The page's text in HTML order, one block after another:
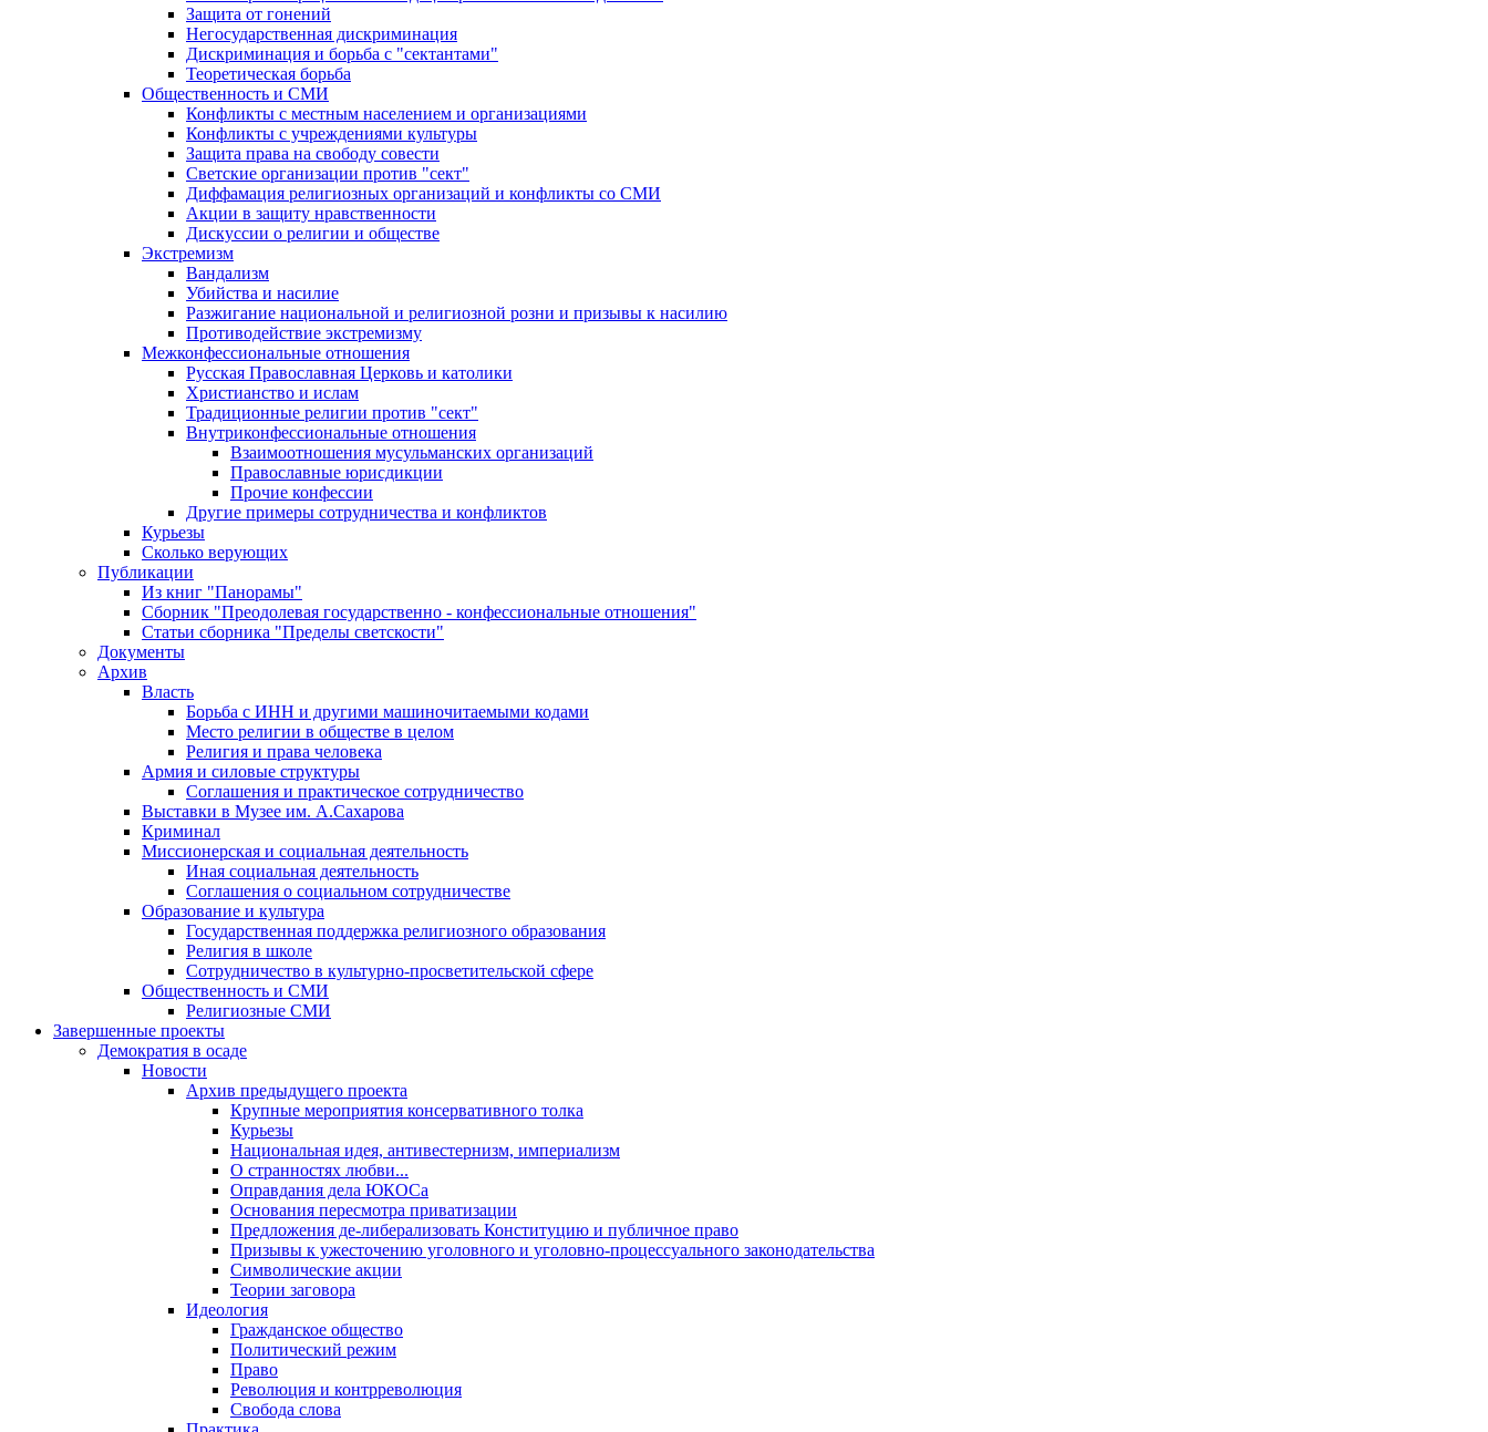
Защита от гонений
Негосударственная дискриминация
Дискриминация и борьба с "сектантами"
Теоретическая борьба
Общественность и СМИ
Конфликты с местным населением и организациями
Конфликты с учреждениями культуры
Защита права на свободу совести
Светские организации против "сект"
Диффамация религиозных организаций и конфликты со СМИ
Акции в защиту нравственности
Дискуссии о религии и обществе
Экстремизм
Вандализм
Убийства и насилие
Разжигание национальной и религиозной розни и призывы к насилию
Противодействие экстремизму
Межконфессиональные отношения
Русская Православная Церковь и католики
Христианство и ислам
Традиционные религии против "сект"
Внутриконфессиональные отношения
Взаимоотношения мусульманских организаций
Православные юрисдикции
Прочие конфессии
Другие примеры сотрудничества и конфликтов
Курьезы
Сколько верующих
Публикации
Из книг "Панорамы"
Сборник "Преодолевая государственно - конфессиональные отношения"
Статьи сборника "Пределы светскости"
Документы
Архив
Власть
Борьба с ИНН и другими машиночитаемыми кодами
Место религии в обществе в целом
Религия и права человека
Армия и силовые структуры
Соглашения и практическое сотрудничество
Выставки в Музее им. А.Сахарова
Криминал
Миссионерская и социальная деятельность
Иная социальная деятельность
Соглашения о социальном сотрудничестве
Образование и культура
Государственная поддержка религиозного образования
Религия в школе
Сотрудничество в культурно-просветительской сфере
Общественность и СМИ
Религиозные СМИ
Завершенные проекты
Демократия в осаде
Новости
Архив предыдущего проекта
Крупные мероприятия консервативного толка
Курьезы
Национальная идея, антивестернизм, империализм
О странностях любви...
Оправдания дела ЮКОСа
Основания пересмотра приватизации
Предложения де-либерализовать Конституцию и публичное право
Призывы к ужесточению уголовного и уголовно-процессуального законодательства
Символические акции
Теории заговора
Идеология
Гражданское общество
Политический режим
Право
Революция и контрреволюция
Свобода слова